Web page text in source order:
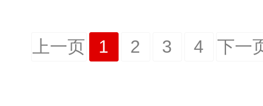
上一页 1 2 3 4 下一